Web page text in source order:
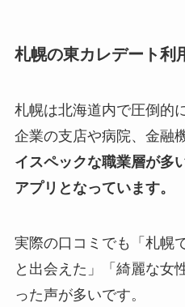
札幌の東カレデート利
札幌は北海道内で圧倒的
企業の支店や病院、金融
イスペックな職業層が多
アプリとなっています。
実際の口コミでも「札幌
と出会えた」「綺麗な女
った声が多いです。